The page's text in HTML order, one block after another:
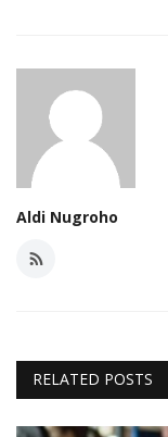
Aldi Nugroho
RELATED POSTS